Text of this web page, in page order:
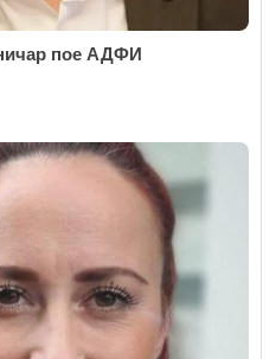
пое АДФИ